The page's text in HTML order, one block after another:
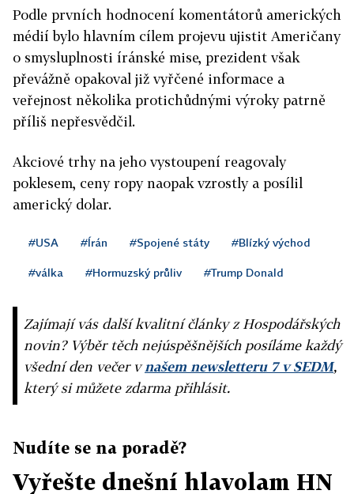
Podle prvních hodnocení komentátorů amerických
médií bylo hlavním cílem projevu ujistit Američany
o smysluplnosti íránské mise, prezident však
převážně opakoval již vyřčené informace a
veřejnost několika protichůdnými výroky patrně
příliš nepřesvědčil.
Akciové trhy na jeho vystoupení reagovaly
poklesem, ceny ropy naopak vzrostly a posílil
americký dolar.
#USA #Írán #Spojené státy #Blízký východ
#válka #Hormuzský průliv #Trump Donald
Zajímají vás další kvalitní články z Hospodářských
novin? Výběr těch nejúspěšnějších posíláme každý
všední den večer vnašem newsletteru 7 v SEDM,
který si můžete zdarma přihlásit.
Nudíte se na poradě?
Vyřešte dnešní hlavolam HN